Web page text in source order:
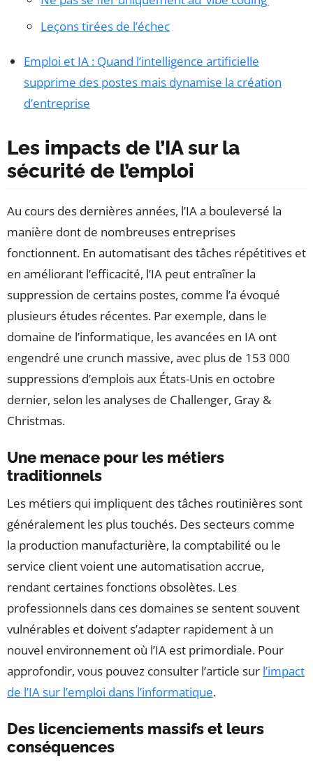
Leçons tirées de l’échec
Emploi et IA : Quand l’intelligence artificielle
supprime des postes mais dynamise la création
d’entreprise
Les impacts de l’IA sur la
sécurité de l’emploi
Au cours des dernières années, l’IA a bouleversé la
manière dont de nombreuses entreprises
fonctionnent. En automatisant des tâches répétitives et
en améliorant l’efficacité, l’IA peut entraîner la
suppression de certains postes, comme l’a évoqué
plusieurs études récentes. Par exemple, dans le
domaine de l’informatique, les avancées en IA ont
engendré une crunch massive, avec plus de 153 000
suppressions d’emplois aux États-Unis en octobre
dernier, selon les analyses de Challenger, Gray &
Christmas.
Une menace pour les métiers
traditionnels
Les métiers qui impliquent des tâches routinières sont
généralement les plus touchés. Des secteurs comme
la production manufacturière, la comptabilité ou le
service client voient une automatisation accrue,
rendant certaines fonctions obsolètes. Les
professionnels dans ces domaines se sentent souvent
vulnérables et doivent s’adapter rapidement à un
nouvel environnement où l’IA est primordiale. Pour
approfondir, vous pouvez consulter l’article sur l’impact
de l’IA sur l’emploi dans l’informatique.
Des licenciements massifs et leurs
conséquences